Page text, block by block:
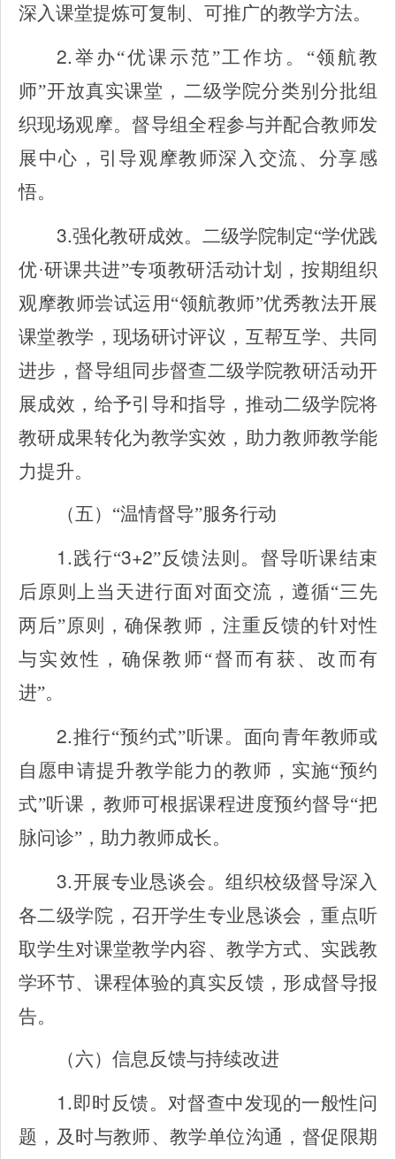
深入课堂提炼可复制、可推广的教学方法。
2. 举办“优课示范”工作坊。“领航教
师”开放真实课堂，二级学院分类别分批组
织现场观摩。督导组全程参与并配合教师发
展中心，引导观摩教师深入交流、分享感
悟。
3.强化教研成效。二级学院制定“学优践
优·研课共进”专项教研活动计划，按期组织
观摩教师尝试运用“领航教师”优秀教法开展
课堂教学，现场研讨评议，互帮互学、共同
进步，督导组同步督查二级学院教研活动开
展成效，给予引导和指导，推动二级学院将
教研成果转化为教学实效，助力教师教学能
力提升。
（五）“温情督导”服务行动
1.践行“3+2”反馈法则。督导听课结束
后原则上当天进行面对面交流，遵循“三先
两后”原则，确保教师，注重反馈的针对性
与实效性，确保教师“督而有获、改而有
进”。
2.推行“预约式”听课。面向青年教师或
自愿申请提升教学能力的教师，实施“预约
式”听课，教师可根据课程进度预约督导“把
脉问诊”，助力教师成长。
3.开展专业恳谈会。组织校级督导深入
各二级学院，召开学生专业恳谈会，重点听
取学生对课堂教学内容、教学方式、实践教
学环节、课程体验的真实反馈，形成督导报
告。
（六）信息反馈与持续改进
1.即时反馈。对督查中发现的一般性问
题，及时与教师、教学单位沟通，督促限期